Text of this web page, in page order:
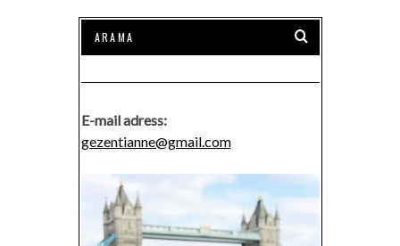
E-mail adress:
gezentianne@gmail.com